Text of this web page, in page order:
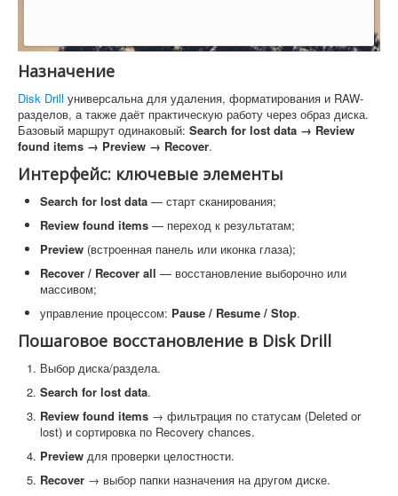
Назначение
Disk Drill универсальна для удаления, форматирования и RAW-
разделов, а также даёт практическую работу через образ диска.
Базовый маршрут одинаковый: Search for lost data → Review
found items → Preview → Recover.
Интерфейс: ключевые элементы
Search for lost data — старт сканирования;
Review found items — переход к результатам;
Preview (встроенная панель или иконка глаза);
Recover / Recover all — восстановление выборочно или
массивом;
управление процессом: Pause / Resume / Stop.
Пошаговое восстановление в Disk Drill
Выбор диска/раздела.
Search for lost data.
Review found items → фильтрация по статусам (Deleted or
lost) и сортировка по Recovery chances.
Preview для проверки целостности.
Recover → выбор папки назначения на другом диске.